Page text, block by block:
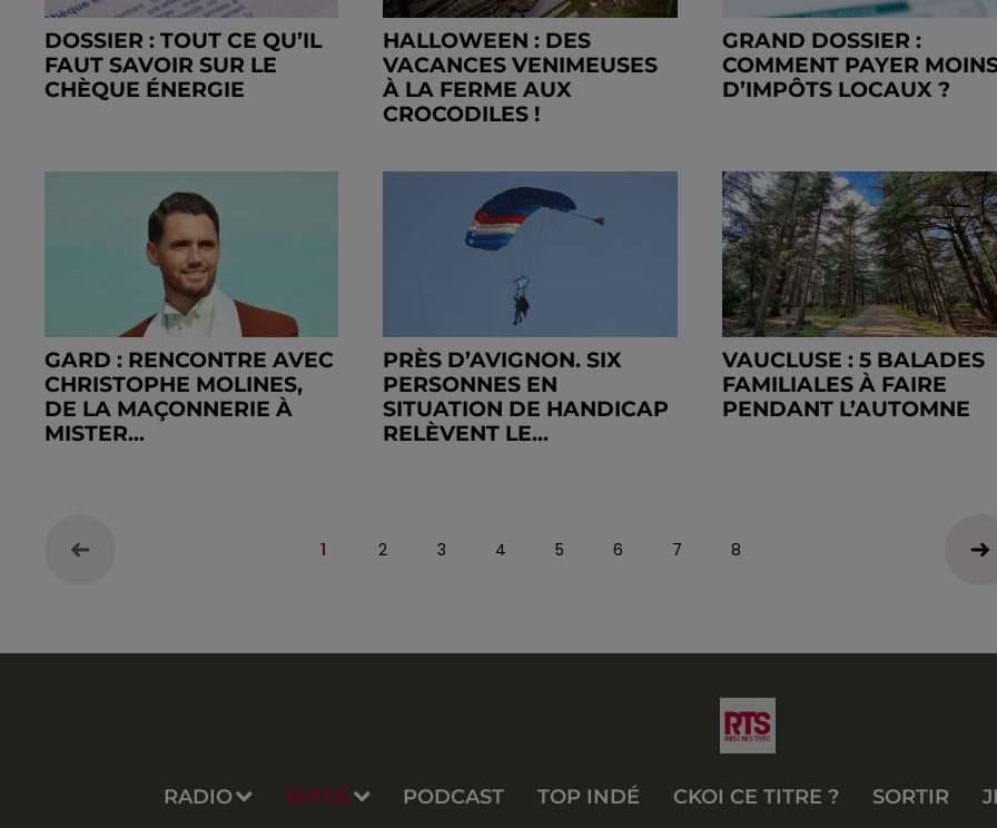
DOSSIER : TOUT CE QU’IL
FAUT SAVOIR SUR LE
CHÈQUE ÉNERGIE
HALLOWEEN : DES
VACANCES VENIMEUSES
À LA FERME AUX
CROCODILES !
GRAND DOSSIER :
COMMENT PAYER
D’IMPÔTS LOCAUX ?
GARD : RENCONTRE AVEC
CHRISTOPHE MOLINES,
DE LA MAÇONNERIE À
MISTER...
PRÈS D’AVIGNON. SIX
PERSONNES EN
SITUATION DE HANDICAP
RELÈVENT LE...
VAUCLUSE : 5 BALADES
FAMILIALES À FAIRE
PENDANT L’AUTOMNE
1 2 3 4 5 6 7 8
RADIO INFOS PODCAST TOP INDÉ CKOI CE TITRE ? SORTIR